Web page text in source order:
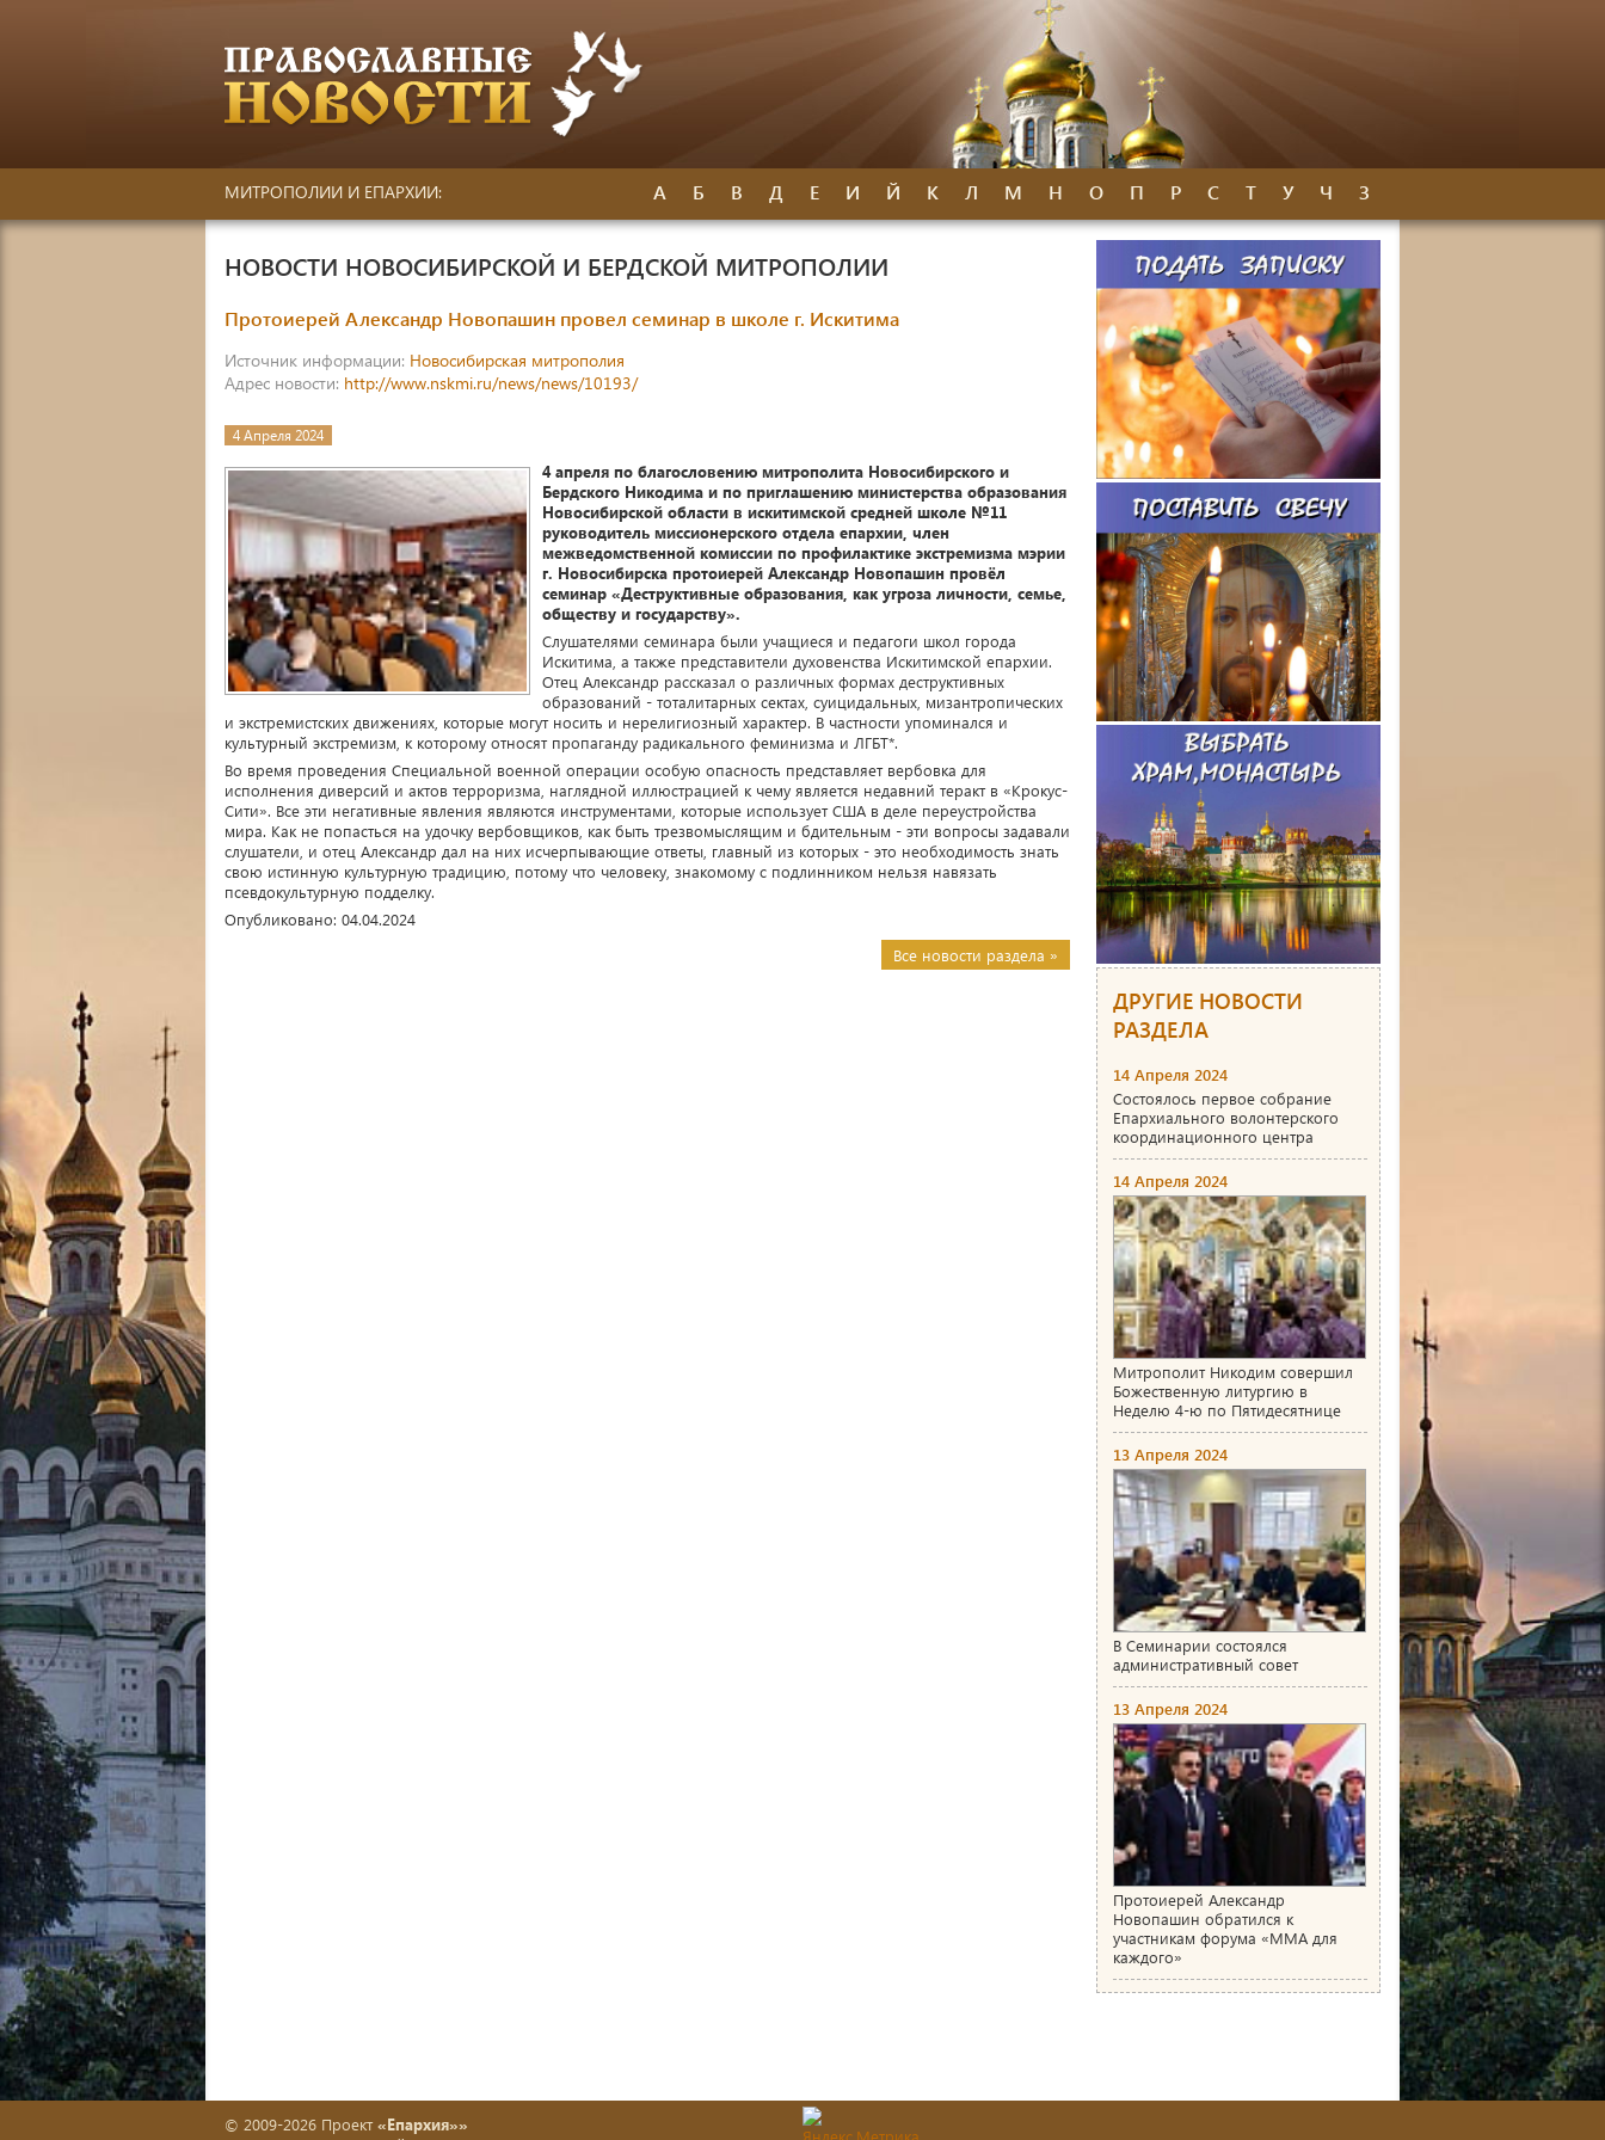
МИТРОПОЛИИ И ЕПАРХИИ: А Б В Д Е И Й К Л М Н О П Р С Т У Ч З
НОВОСТИ НОВОСИБИРСКОЙ И БЕРДСКОЙ МИТРОПОЛИИ
Протоиерей Александр Новопашин провел семинар в школе г. Искитима
Источник информации: Новосибирская митрополия
Адрес новости: http://www.nskmi.ru/news/news/10193/
4 Апреля 2024
4 апреля по благословению митрополита Новосибирского и
Бердского Никодима и по приглашению министерства образования
Новосибирской области в искитимской средней школе №11
руководитель миссионерского отдела епархии, член
межведомственной комиссии по профилактике экстремизма мэрии
г. Новосибирска протоиерей Александр Новопашин провёл
семинар «Деструктивные образования, как угроза личности, семье,
обществу и государству».
Слушателями семинара были учащиеся и педагоги школ города
Искитима, а также представители духовенства Искитимской епархии.
Отец Александр рассказал о различных формах деструктивных
образований - тоталитарных сектах, суицидальных, мизантропических
и экстремистских движениях, которые могут носить и нерелигиозный характер. В частности упоминался и
культурный экстремизм, к которому относят пропаганду радикального феминизма и ЛГБТ*.
Во время проведения Специальной военной операции особую опасность представляет вербовка для
исполнения диверсий и актов терроризма, наглядной иллюстрацией к чему является недавний теракт в «Крокус-
Сити». Все эти негативные явления являются инструментами, которые использует США в деле переустройства
мира. Как не попасться на удочку вербовщиков, как быть трезвомыслящим и бдительным - эти вопросы задавали
слушатели, и отец Александр дал на них исчерпывающие ответы, главный из которых - это необходимость знать
свою истинную культурную традицию, потому что человеку, знакомому с подлинником нельзя навязать
псевдокультурную подделку.
Опубликовано: 04.04.2024
Все новости раздела »
ДРУГИЕ НОВОСТИ
РАЗДЕЛА
14 Апреля 2024
Состоялось первое собрание
Епархиального волонтерского
координационного центра
14 Апреля 2024
Митрополит Никодим совершил
Божественную литургию в
Неделю 4-ю по Пятидесятнице
13 Апреля 2024
В Семинарии состоялся
административный совет
13 Апреля 2024
Протоиерей Александр
Новопашин обратился к
участникам форума «ММА для
каждого»
© 2009-2026 Проект «Епархия»»